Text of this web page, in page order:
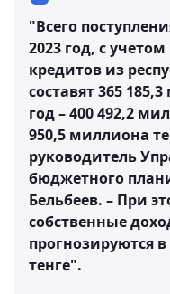
"Всего
2023 год, с
кредитов из
составят 365
год – 400 492,2
950,5 миллиона
руководитель
бюджетного
Бельбеев. – При
собственные
прогнозируются
тенге".